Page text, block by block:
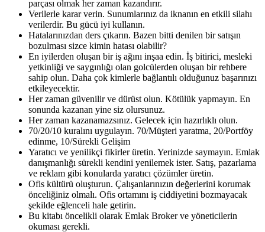
parçası olmak her zaman kazandırır.
Verilerle karar verin. Sunumlarınız da iknanın en etkili silahı
verilerdir. Bu gücü iyi kullanın.
Hatalarınızdan ders çıkarın. Bazen bitti denilen bir satışın
bozulması sizce kimin hatası olabilir?
En iyilerden oluşan bir iş ağını inşaa edin. İş bitirici, mesleki
yetkinliği ve saygınlığı olan golcülerden oluşan bir rehbere
sahip olun. Daha çok kimlerle bağlantılı olduğunuz başarınızı
etkileyecektir.
Her zaman güvenilir ve dürüst olun. Kötülük yapmayın. En
sonunda kazanan yine siz olursunuz.
Her zaman kazanamazsınız. Gelecek için hazırlıklı olun.
70/20/10 kuralını uygulayın. 70/Müşteri yaratma, 20/Portföy
edinme, 10/Sürekli Gelişim
Yaratıcı ve yenilikçi fikirler üretin. Yerinizde saymayın. Emlak
danışmanlığı sürekli kendini yenilemek ister. Satış, pazarlama
ve reklam gibi konularda yaratıcı çözümler üretin.
Ofis kültürü oluşturun. Çalışanlarınızın değerlerini korumak
önceliğiniz olmalı. Ofis ortamını iş ciddiyetini bozmayacak
şekilde eğlenceli hale getirin.
Bu kitabı öncelikli olarak Emlak Broker ve yöneticilerin
okuması gerekli.